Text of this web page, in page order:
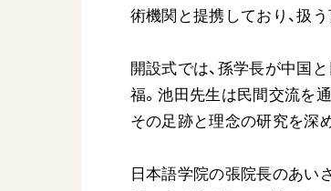
術機関と提携しており、扱
開設式では、孫学長が中国
福。池田先生は民間交流を
その足跡と理念の研究を深
日本語学院の張院長のあい